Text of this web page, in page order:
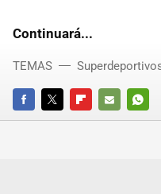
Continuará...
FACEBOOKTWITTERFLIPBOARD
E-
TEMAS